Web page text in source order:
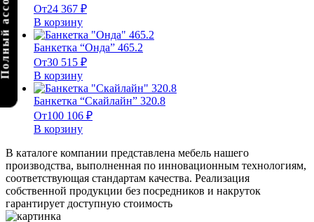
От24 367 ₽
В корзину
Банкетка “Онда” 465.2
От30 515 ₽
В корзину
Банкетка “Скайлайн” 320.8
От100 106 ₽
В корзину
В каталоге компании представлена мебель нашего
производства, выполненная по инновационным технологиям,
соответствующая стандартам качества. Реализация
собственной продукции без посредников и накруток
гарантирует доступную стоимость